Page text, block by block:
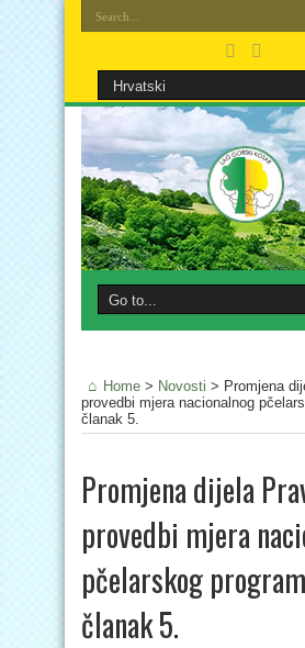
Home > Novosti > Promjena
provedbi mjera nacionalnog
članak 5.
Promjena dijela
provedbi mjera
pčelarskog
članak 5.